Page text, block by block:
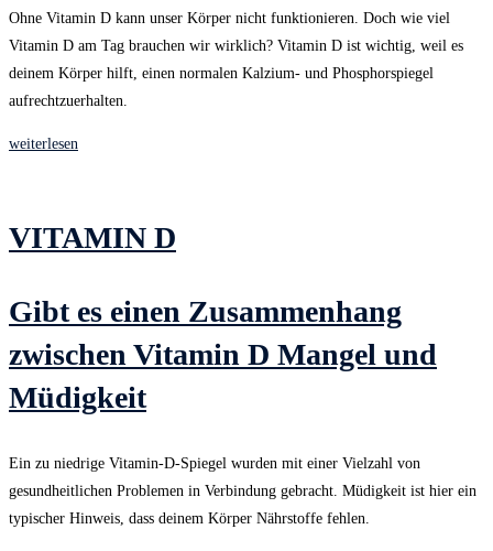
Ohne Vitamin D kann unser Körper nicht funktionieren. Doch wie viel
Vitamin D am Tag brauchen wir wirklich? Vitamin D ist wichtig, weil es
deinem Körper hilft, einen normalen Kalzium- und Phosphorspiegel
aufrechtzuerhalten.
weiterlesen
VITAMIN D
Gibt es einen Zusammenhang
zwischen Vitamin D Mangel und
Müdigkeit
Ein zu niedrige Vitamin-D-Spiegel wurden mit einer Vielzahl von
gesundheitlichen Problemen in Verbindung gebracht. Müdigkeit ist hier ein
typischer Hinweis, dass deinem Körper Nährstoffe fehlen.